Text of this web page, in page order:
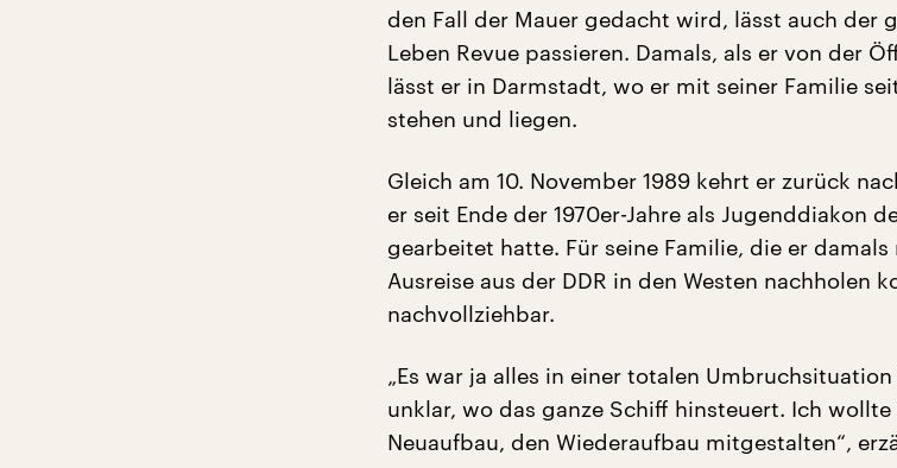
den Fall der Mauer gedacht wird, lässt auch der
Leben Revue passieren. Damals, als er von der
lässt er in Darmstadt, wo er mit seiner Familie
stehen und liegen.
Gleich am 10. November 1989 kehrt er zurück
er seit Ende der 1970er-Jahre als Jugenddiakon
gearbeitet hatte. Für seine Familie, die er
Ausreise aus der DDR in den Westen nachholen
nachvollziehbar.
„Es war ja alles in einer totalen
unklar, wo das ganze Schiff hinsteuert. Ich
Neuaufbau, den Wiederaufbau mitgestalten“,